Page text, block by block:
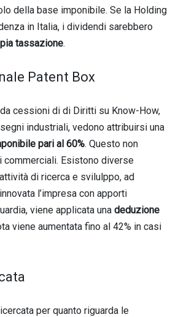
della base imponibile. Se la Holding
in Italia, i dividendi sarebbero
tassazione.
Patent Box
cessioni di di Diritti su Know-How,
industriali, vedono attribuirsi una
pari al 60%. Questo non
commerciali. Esistono diverse
di ricerca e svilulppo, ad
l’impresa con apporti
viene applicata una deduzione
viene aumentata fino al 42% in casi
per quanto riguarda le